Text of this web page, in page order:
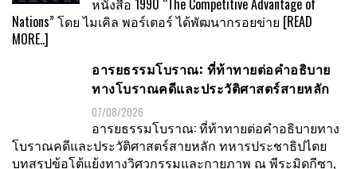
08/08/2026
ข้อได้เปรียบการแข่งขันของประเทศ ตาม
Nations” โดย ไมเคิล พอร์เตอร์ ได้พัฒนากรอยข่าย [READ
อารยธรรมโบราณ: ที่ท้าทายต่อคำอธิบาย
ทางโบราณคดีและประวัติศาสตร์สายหลัก
07/08/2026